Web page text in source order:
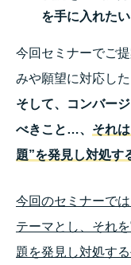
を手に入れたい
今回セミナーでご
みや願望に対応した
そして、コンバー
べきこと…、 それ
題”を発見し対処す
今回のセミナーで
テーマとし、それ
題を発見し対処す